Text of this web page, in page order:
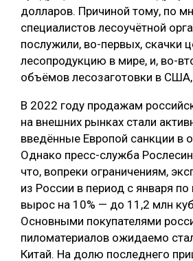
долларов. Причиной тому, по
специалистов лесоучётной
послужили, во-первых, скачки
лесопродукцию в мире, и, во-
объёмов лесозаготовки в
В 2022 году продажам
на внешних рынках стали
введённые Европой санкции в
Однако пресс-служба
что, вопреки ограничениям,
из России в период с января
вырос на 10% — до 11,2 млн
Основными покупателями
пиломатериалов ожидаемо
Китай. На долю последнего